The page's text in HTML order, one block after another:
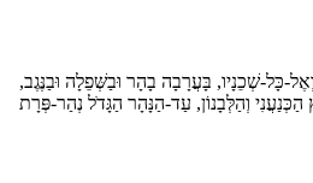
כָּל-שְׁכֵנָיו, בָּעֲרָבָה בָהָר וּבַשְּׁפֵלָה וּבַנֶּגֶב,